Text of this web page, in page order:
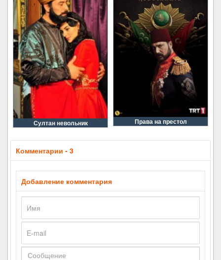
Султан невольник Права на престол
Комментарии - 3
Добавление комментария